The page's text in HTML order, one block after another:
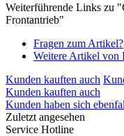
Weiterführende Links zu
Frontantrieb"
Fragen zum Artikel?
Weitere Artikel von
Kunden kauften auch
Kunden kauften auch
Kunden haben sich
Zuletzt angesehen
Service Hotline